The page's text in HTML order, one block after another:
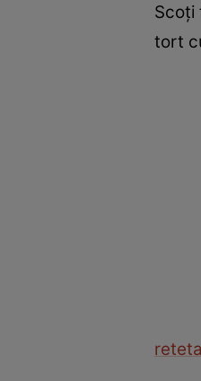
Scoţi
tort